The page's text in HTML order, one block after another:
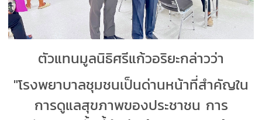
ตัวแทนมูลนิธิศรีแก้วอริยะกล่าวว่า
"โรงพยาบาลชุมชนเป็นด่านหน้าที่สำคัญใน
การดูแลสุขภาพของประชาชน การ